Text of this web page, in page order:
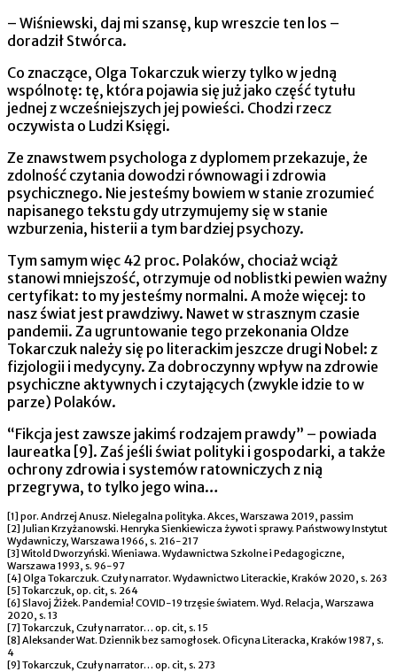
– Wiśniewski, daj mi szansę, kup wreszcie ten los –
doradził Stwórca.
Co znaczące, Olga Tokarczuk wierzy tylko w jedną
wspólnotę: tę, która pojawia się już jako część tytułu
jednej z wcześniejszych jej powieści. Chodzi rzecz
oczywista o Ludzi Księgi.
Ze znawstwem psychologa z dyplomem przekazuje, że
zdolność czytania dowodzi równowagi i zdrowia
psychicznego. Nie jesteśmy bowiem w stanie zrozumieć
napisanego tekstu gdy utrzymujemy się w stanie
wzburzenia, histerii a tym bardziej psychozy.
Tym samym więc 42 proc. Polaków, chociaż wciąż
stanowi mniejszość, otrzymuje od noblistki pewien ważny
certyfikat: to my jesteśmy normalni. A może więcej: to
nasz świat jest prawdziwy. Nawet w strasznym czasie
pandemii. Za ugruntowanie tego przekonania Oldze
Tokarczuk należy się po literackim jeszcze drugi Nobel: z
fizjologii i medycyny. Za dobroczynny wpływ na zdrowie
psychiczne aktywnych i czytających (zwykle idzie to w
parze) Polaków.
“Fikcja jest zawsze jakimś rodzajem prawdy” – powiada
laureatka [9]. Zaś jeśli świat polityki i gospodarki, a także
ochrony zdrowia i systemów ratowniczych z nią
przegrywa, to tylko jego wina…
[1] por. Andrzej Anusz. Nielegalna polityka. Akces, Warszawa 2019, passim
[2] Julian Krzyżanowski. Henryka Sienkiewicza żywot i sprawy. Państwowy Instytut
Wydawniczy, Warszawa 1966, s. 216-217
[3] Witold Dworzyński. Wieniawa. Wydawnictwa Szkolne i Pedagogiczne,
Warszawa 1993, s. 96-97
[4] Olga Tokarczuk. Czuły narrator. Wydawnictwo Literackie, Kraków 2020, s. 263
[5] Tokarczuk, op. cit, s. 264
[6] Slavoj Żiżek. Pandemia! COVID-19 trzęsie światem. Wyd. Relacja, Warszawa
2020, s. 13
[7] Tokarczuk, Czuły narrator… op. cit, s. 15
[8] Aleksander Wat. Dziennik bez samogłosek. Oficyna Literacka, Kraków 1987, s.
4
[9] Tokarczuk, Czuły narrator… op. cit, s. 273